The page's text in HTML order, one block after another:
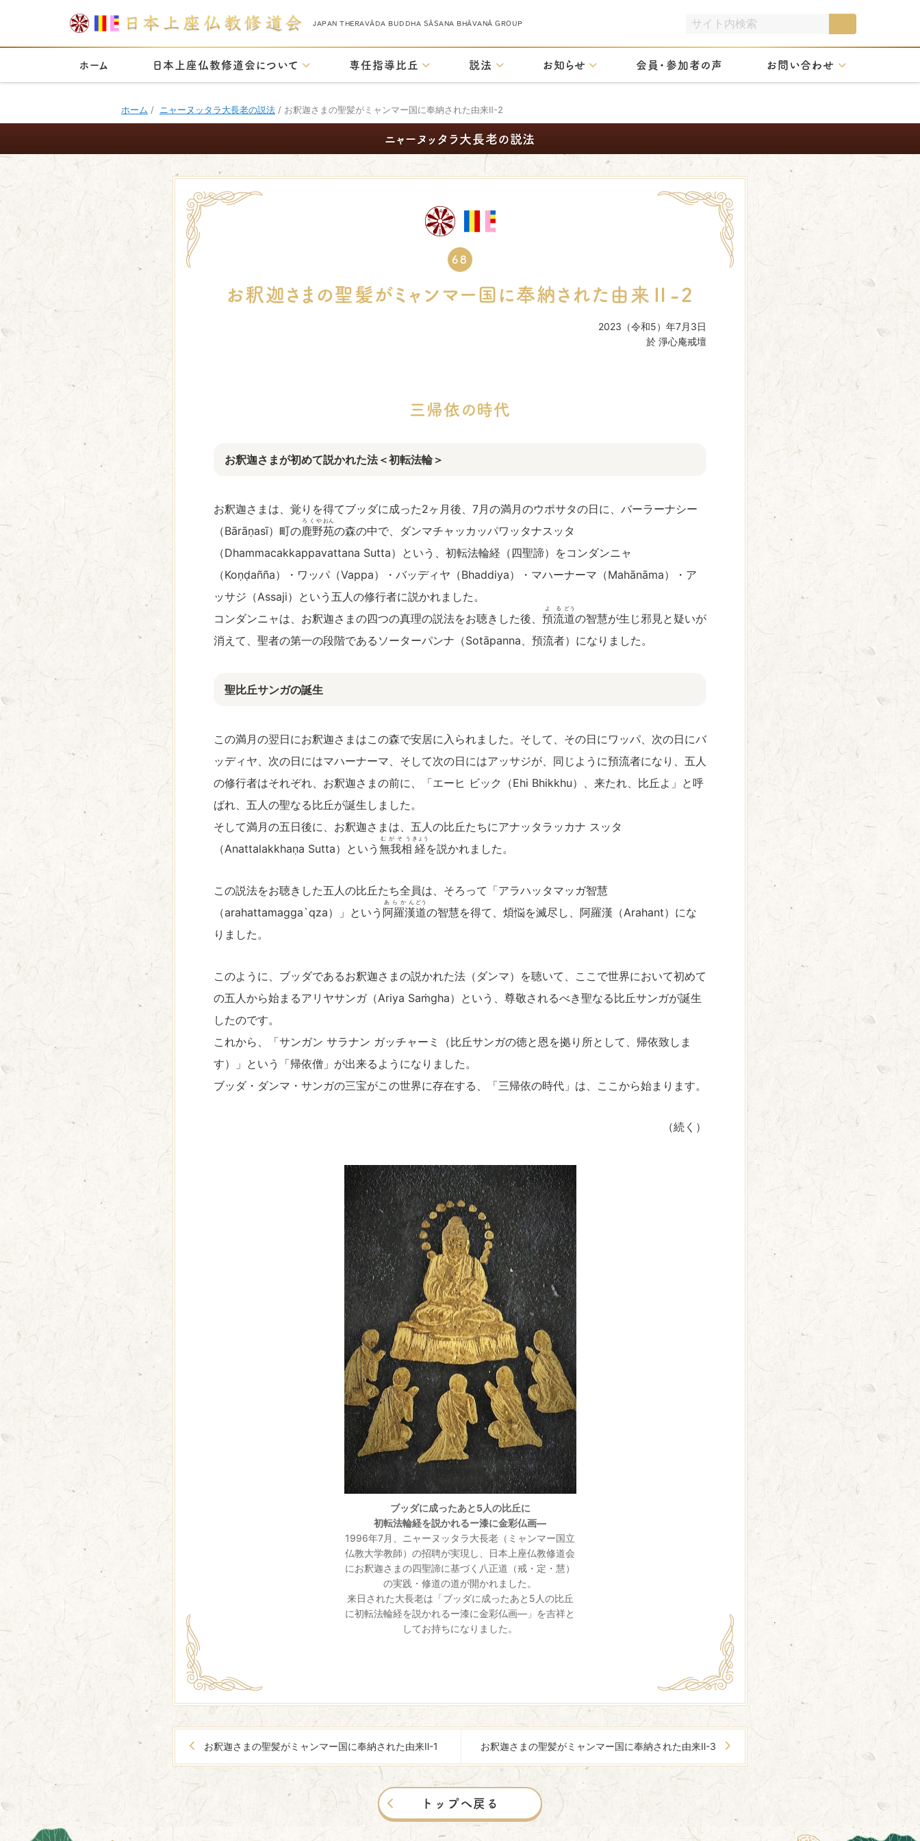
JAPAN THERAVĀDA BUDDHA SĀSANA BHĀVANĀ GROUP
ホーム 日本上座仏教修道会について 専任指導比丘 説法 お知らせ 会員・参加者の声 お問い合わせ
ホーム / ニャーヌッタラ大長老の説法 / お釈迦さまの聖髪がミャンマー国に奉納された由来Ⅱ-2
ニャーヌッタラ大長老の説法
68
お釈迦さまの聖髪がミャンマー国に奉納された由来Ⅱ-2
2023（令和5）年7月3日
於 淨心庵戒壇
三帰依の時代
お釈迦さまが初めて説かれた法＜初転法輪＞
お釈迦さまは、覚りを得てブッダに成った2ヶ月後、7月の満月のウポサタの日に、バーラーナシー
（Bārāṇasī）町の鹿野
ろくや
苑
おん
の森の中で、ダンマチャッカッパワッタナスッタ
（Dhammacakkappavattana Sutta）という、初転法輪経（四聖諦）をコンダンニャ
（Koṇḍañña）・ワッパ（Vappa）・バッディヤ（Bhaddiya）・マハーナーマ（Mahānāma）・ア
ッサジ（Assaji）という五人の修行者に説かれました。
コンダンニャは、お釈迦さまの四つの真理の説法をお聴きした後、 預流
よる
道
どう
の智慧が生じ邪見と疑いが
消えて、聖者の第一の段階であるソーターパンナ（Sotāpanna、預流者）になりました。
聖比丘サンガの誕生
この満月の翌日にお釈迦さまはこの森で安居に入られました。そして、その日にワッパ、次の日にバ
ッディヤ、次の日にはマハーナーマ、そして次の日にはアッサジが、同じように預流者になり、五人
の修行者はそれぞれ、お釈迦さまの前に、「エーヒ ビック（Ehi Bhikkhu）、来たれ、比丘よ」と呼
ばれ、五人の聖なる比丘が誕生しました。
そして満月の五日後に、お釈迦さまは、五人の比丘たちにアナッタラッカナ スッタ
（Anattalakkhaṇa Sutta）という 無我相
むがそう
経
きょう
を説かれました。
この説法をお聴きした五人の比丘たち全員は、そろって「アラハッタマッガ智慧
（arahattamagga`qza）」という 阿羅漢
あらかん
道
どう
の智慧を得て、煩悩を滅尽し、阿羅漢（Arahant）にな
りました。
このように、ブッダであるお釈迦さまの説かれた法（ダンマ）を聴いて、ここで世界において初めて
の五人から始まるアリヤサンガ（Ariya Saṁgha）という、尊敬されるべき聖なる比丘サンガが誕生
したのです。
これから、「サンガン サラナン ガッチャーミ（比丘サンガの徳と恩を拠り所として、帰依致しま
す）」という「帰依僧」が出来るようになりました。
ブッダ・ダンマ・サンガの三宝がこの世界に存在する、「三帰依の時代」は、ここから始まります。
（続く）
ブッダに成ったあと5人の比丘に
初転法輪経を説かれるー漆に金彩仏画―
1996年7月、ニャーヌッタラ大長老（ミャンマー国立
仏教大学教師）の招聘が実現し、日本上座仏教修道会
にお釈迦さまの四聖諦に基づく八正道（戒・定・慧）
の実践・修道の道が開かれました。
来日された大長老は「ブッダに成ったあと5人の比丘
に初転法輪経を説かれるー漆に金彩仏画―」を吉祥と
してお持ちになりました。
お釈迦さまの聖髪がミャンマー国に奉納された由来Ⅱ-1 お釈迦さまの聖髪がミャンマー国に奉納された由来Ⅱ-3
トップへ戻る